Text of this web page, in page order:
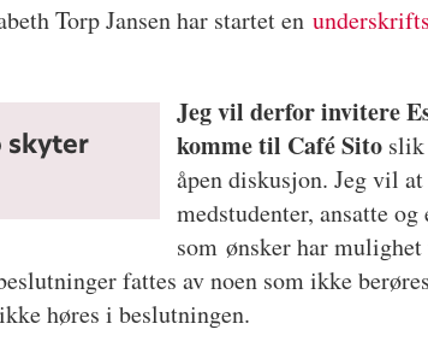
Torp Jansen har startet en
skyter
Jeg vil derfor invitere
komme til Café Sito slik
åpen diskusjon. Jeg vil
medstudenter, ansatte
som ønsker har
fattes av noen som ikke
høres i beslutningen.